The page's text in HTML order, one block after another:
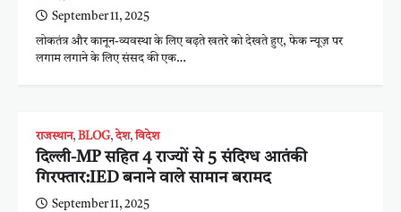
September 11, 2025
लोकतंत्र और कानून-व्यवस्था के लिए बढ़ते खतरे को देखते हुए, फेक न्यूज़ पर
लगाम लगाने के लिए संसद की एक…
राजस्थान, BLOG, देश,विदेश
दिल्ली-MP सहित 4 राज्यों से 5 संदिग्ध आतंकी
गिरफ्तार:IED बनाने वाले सामान बरामद
September 11, 2025